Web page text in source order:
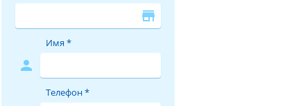
store
person
Имя *
Телефон *